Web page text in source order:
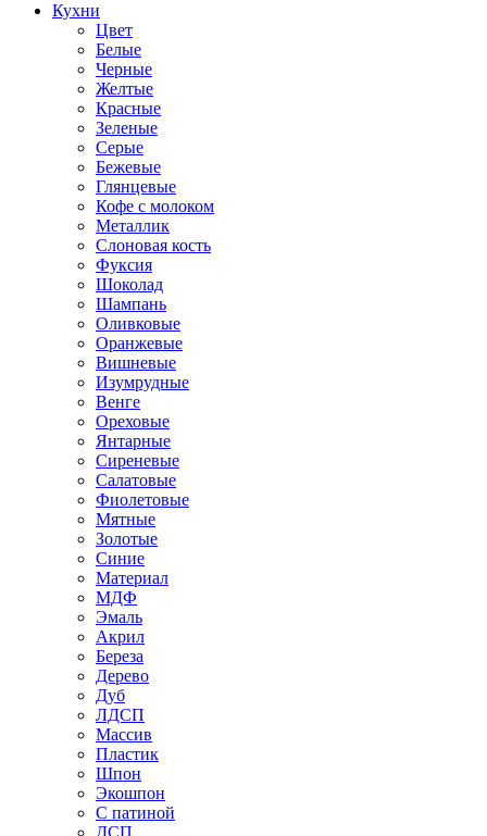
Кухни
Цвет
Белые
Черные
Желтые
Красные
Зеленые
Серые
Бежевые
Глянцевые
Кофе с молоком
Металлик
Слоновая кость
Фуксия
Шоколад
Шампань
Оливковые
Оранжевые
Вишневые
Изумрудные
Венге
Ореховые
Янтарные
Сиреневые
Салатовые
Фиолетовые
Мятные
Золотые
Синие
Материал
МДФ
Эмаль
Акрил
Береза
Дерево
Дуб
ЛДСП
Массив
Пластик
Шпон
Экошпон
С патиной
ДСП